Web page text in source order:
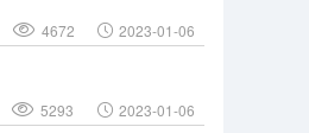
4672 2023-01-06
5293 2023-01-06